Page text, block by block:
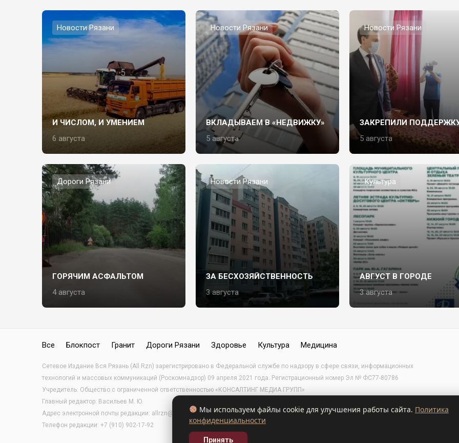
Мы используем файлы cookie для улучшения работы сайта. Политика
конфиденциальности
Принять
Новости Рязани
И ЧИСЛОМ, И УМЕНИЕМ
6 августа
Новости Рязани
ВКЛАДЫВАЕМ В «НЕДВИЖКУ»
5 августа
Новости Рязани
ЗАКРЕПИЛИ
5 августа
Дороги Рязани
ГОРЯЧИМ АСФАЛЬТОМ
4 августа
Новости Рязани
ЗА БЕСХОЗЯЙСТВЕННОСТЬ
3 августа
Культура
АВГУСТ В ГОРОДЕ
3 августа
Все Блокпост Гранит Дороги Рязани Здоровье Культура Медицина
Сетевое Издание Вся Рязань (All Rzn) зарегистрировано в Федеральной службе по надзору в сфере связи, информационных
технологий и массовых коммуникаций (Роскомнадзор) 09 апреля 2021 года. Регистрационный номер Эл № ФС77-80786
Учредитель: Общество с ограниченной ответственностью «КОНСАЛТИНГ МЕДИА ГРУПП»
Главный редактор: Васильев М. Ю.
Адрес электронной почты редакции: allrzn@yandex.ru
Телефон редакции: +7 (910) 902-17-92